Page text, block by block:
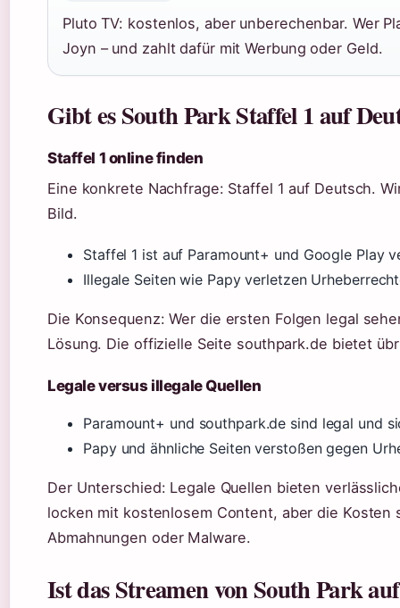
Pluto TV: kostenlos, aber unberechenbar. Wer
Joyn – und zahlt dafür mit Werbung oder Geld.
Gibt es South Park Staffel 1 auf
Staffel 1 online finden
Eine konkrete Nachfrage: Staffel 1 auf Deutsch.
Bild.
Staffel 1 ist auf Paramount+ und Google Play
Illegale Seiten wie Papy verletzen
Die Konsequenz: Wer die ersten Folgen legal
Lösung. Die offizielle Seite southpark.de bietet
Legale versus illegale Quellen
Paramount+ und southpark.de sind legal und
Papy und ähnliche Seiten verstoßen gegen
Der Unterschied: Legale Quellen bieten
locken mit kostenlosem Content, aber die Kosten
Abmahnungen oder Malware.
Ist das Streamen von South Park